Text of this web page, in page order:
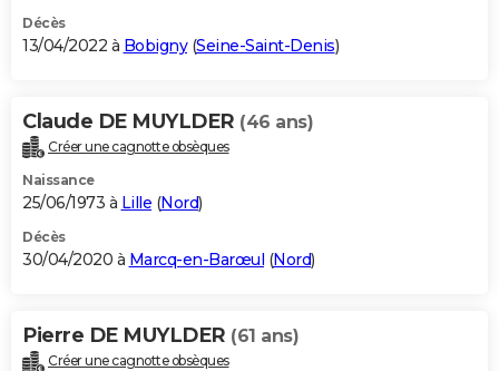
Décès
13/04/2022 à Bobigny(Seine-Saint-Denis)
Claude DE MUYLDER (46 ans)
Créer une cagnotte obsèques
Naissance
25/06/1973 à Lille (Nord)
Décès
30/04/2020 à Marcq-en-Barœul (Nord)
Pierre DE MUYLDER (61 ans)
Créer une cagnotte obsèques